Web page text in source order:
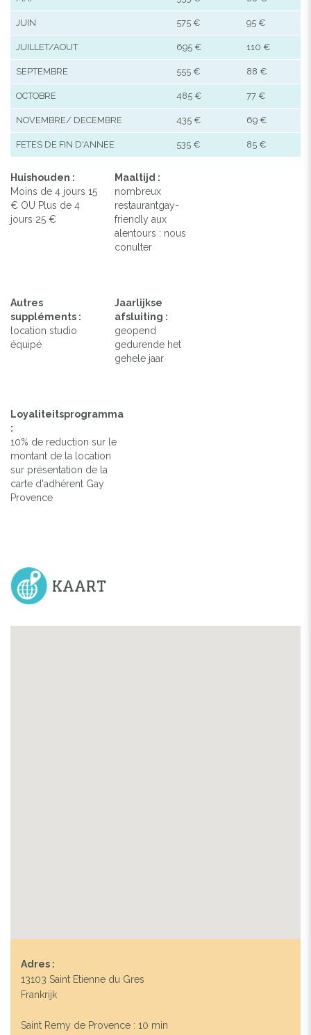
JUIN 575 € 95 €
JUILLET/AOUT 695 € 110 €
SEPTEMBRE 555 € 88 €
OCTOBRE 485 € 77 €
NOVEMBRE/ DECEMBRE 435 € 69 €
FETES DE FIN D'ANNEE 535 € 85 €
Huishouden :
Moins de 4 jours 15
€ OU Plus de 4
jours 25 €
Maaltijd :
nombreux
restaurantgay-
friendly aux
alentours : nous
conulter
Autres
suppléments :
location studio
équipé
Jaarlijkse
afsluiting :
geopend
gedurende het
gehele jaar
Loyaliteitsprogramma
:
10% de reduction sur le
montant de la location
sur présentation de la
carte d'adhérent Gay
Provence
KAART
Adres :
13103 Saint Etienne du Gres
Frankrijk
Saint Remy de Provence : 10 min